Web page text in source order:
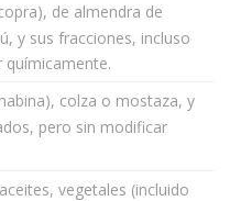
de almendra de
y sus fracciones, incluso
colza o mostaza, y
pero sin modificar
vegetales (incluido